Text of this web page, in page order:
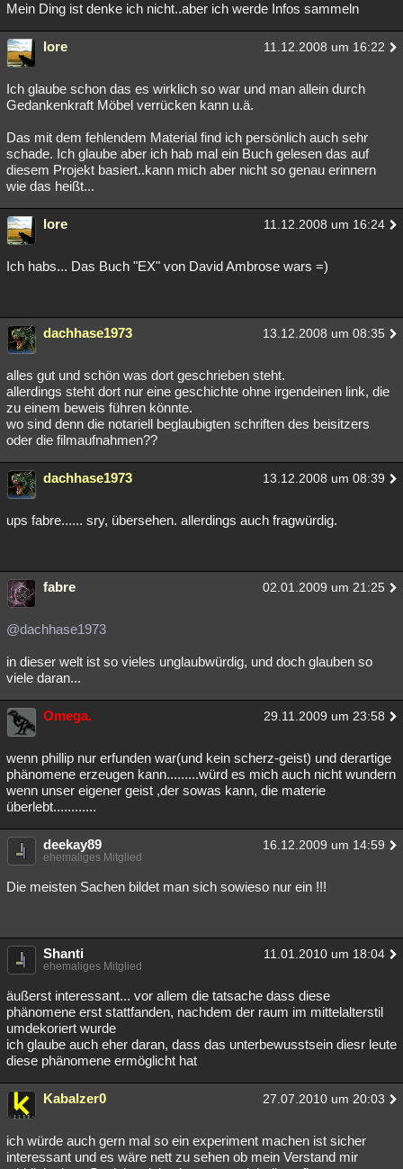
Mein Ding ist denke ich nicht..aber ich werde Infos sammeln
lore 11.12.2008 um 16:22
Ich glaube schon das es wirklich so war und man allein durch
Gedankenkraft Möbel verrücken kann u.ä.
Das mit dem fehlendem Material find ich persönlich auch sehr
schade. Ich glaube aber ich hab mal ein Buch gelesen das auf
diesem Projekt basiert..kann mich aber nicht so genau erinnern
wie das heißt...
lore 11.12.2008 um 16:24
Ich habs... Das Buch "EX" von David Ambrose wars =)
dachhase1973 13.12.2008 um 08:35
alles gut und schön was dort geschrieben steht.
allerdings steht dort nur eine geschichte ohne irgendeinen link, die
zu einem beweis führen könnte.
wo sind denn die notariell beglaubigten schriften des beisitzers
oder die filmaufnahmen??
dachhase1973 13.12.2008 um 08:39
ups fabre...... sry, übersehen. allerdings auch fragwürdig.
fabre 02.01.2009 um 21:25
@dachhase1973
in dieser welt ist so vieles unglaubwürdig, und doch glauben so
viele daran...
Omega. 29.11.2009 um 23:58
wenn phillip nur erfunden war(und kein scherz-geist) und derartige
phänomene erzeugen kann.........würd es mich auch nicht wundern
wenn unser eigener geist ,der sowas kann, die materie
überlebt............
deekay89 16.12.2009 um 14:59
ehemaliges Mitglied
Die meisten Sachen bildet man sich sowieso nur ein !!!
Shanti 11.01.2010 um 18:04
ehemaliges Mitglied
äußerst interessant... vor allem die tatsache dass diese
phänomene erst stattfanden, nachdem der raum im mittelalterstil
umdekoriert wurde
ich glaube auch eher daran, dass das unterbewusstsein diesr leute
diese phänomene ermöglicht hat
Kabalzer0 27.07.2010 um 20:03
ich würde auch gern mal so ein experiment machen ist sicher
interessant und es wäre nett zu sehen ob mein Verstand mir